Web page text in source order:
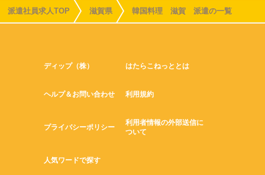
派遣社員求人TOP 滋賀県 韓国料理 滋賀 派遣の一覧
ディップ（株） はたらこねっととは
ヘルプ＆お問い合わせ 利用規約
プライバシーポリシー
利用者情報の外部送信に
ついて
人気ワードで探す